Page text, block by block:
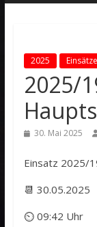
2025 Einsätze
2025/
30. Mai 2025
Einsatz 2025/
📆 30.05.2025
⏲ 09:42 Uhr